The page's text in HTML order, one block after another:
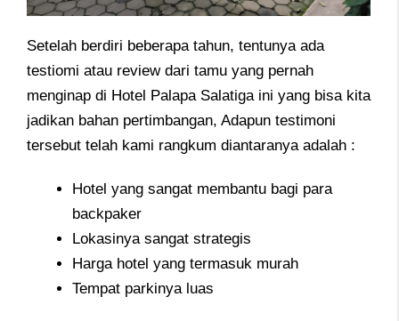
Setelah berdiri beberapa tahun, tentunya ada
testiomi atau review dari tamu yang pernah
menginap di Hotel Palapa Salatiga ini yang bisa kita
jadikan bahan pertimbangan, Adapun testimoni
tersebut telah kami rangkum diantaranya adalah :
Hotel yang sangat membantu bagi para
backpaker
Lokasinya sangat strategis
Harga hotel yang termasuk murah
Tempat parkinya luas